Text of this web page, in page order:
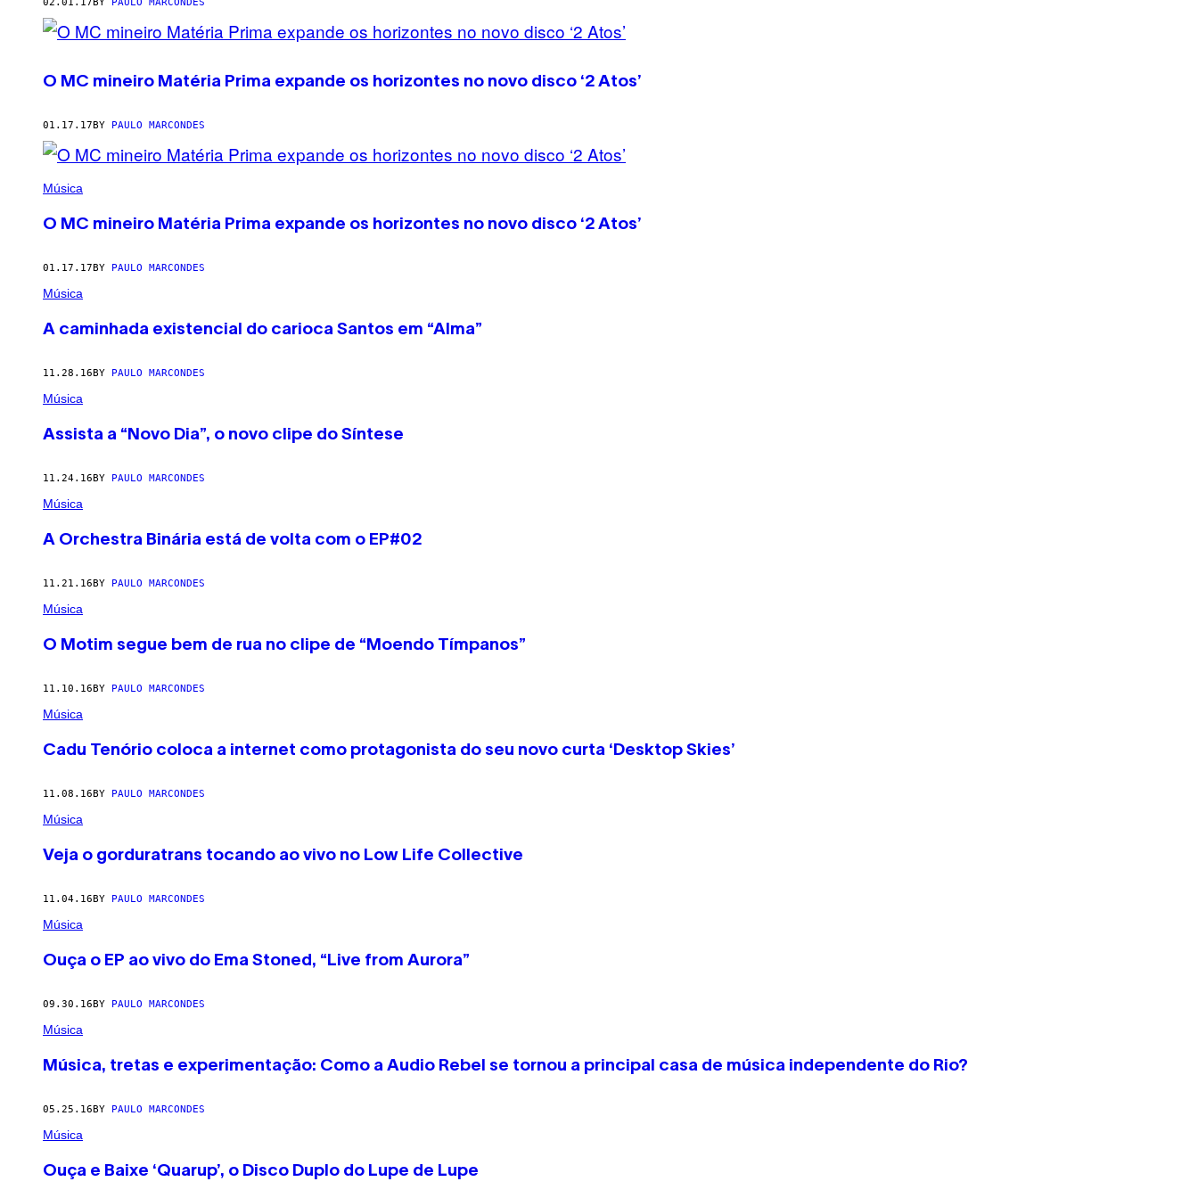
02.01.17 BY PAULO MARCONDES
O MC mineiro Matéria Prima expande os horizontes no novo disco ‘2 Atos’
01.17.17 BY PAULO MARCONDES
Música
O MC mineiro Matéria Prima expande os horizontes no novo disco ‘2 Atos’
01.17.17 BY PAULO MARCONDES
Música
A caminhada existencial do carioca Santos em “Alma”
11.28.16 BY PAULO MARCONDES
Música
Assista a “Novo Dia”, o novo clipe do Síntese
11.24.16 BY PAULO MARCONDES
Música
A Orchestra Binária está de volta com o EP#02
11.21.16 BY PAULO MARCONDES
Música
O Motim segue bem de rua no clipe de “Moendo Tímpanos”
11.10.16 BY PAULO MARCONDES
Música
Cadu Tenório coloca a internet como protagonista do seu novo curta ‘Desktop Skies’
11.08.16 BY PAULO MARCONDES
Música
Veja o gorduratrans tocando ao vivo no Low Life Collective
11.04.16 BY PAULO MARCONDES
Música
Ouça o EP ao vivo do Ema Stoned, “Live from Aurora”
09.30.16 BY PAULO MARCONDES
Música
Música, tretas e experimentação: Como a Audio Rebel se tornou a principal casa de música independente do Rio?
05.25.16 BY PAULO MARCONDES
Música
Ouça e Baixe ‘Quarup’, o Disco Duplo do Lupe de Lupe